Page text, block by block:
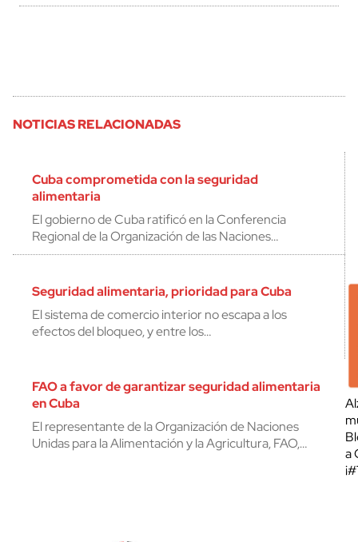
NOTICIAS RELACIONADAS
Cuba comprometida con la seguridad
alimentaria
El gobierno de Cuba ratificó en la Conferencia
Regional de la Organización de las Naciones…
Seguridad alimentaria, prioridad para Cuba
El sistema de comercio interior no escapa a los
efectos del bloqueo, y entre los…
FAO a favor de garantizar seguridad alimentaria
en Cuba
El representante de la Organización de Naciones
Unidas para la Alimentación y la Agricultura, FAO,…
a